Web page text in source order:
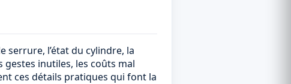
l’état du cylindre, la
gestes inutiles, les coûts mal
ces détails pratiques qui font la